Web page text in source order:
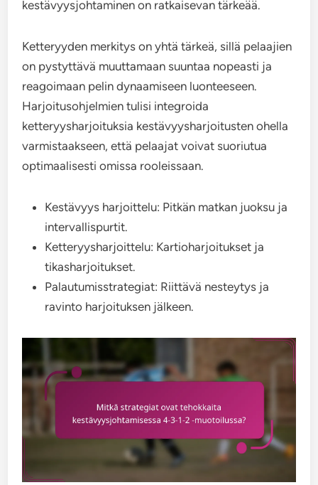
kestävyysjohtaminen on ratkaisevan tärkeää.
Ketteryyden merkitys on yhtä tärkeä, sillä pelaajien
on pystyttävä muuttamaan suuntaa nopeasti ja
reagoimaan pelin dynaamiseen luonteeseen.
Harjoitusohjelmien tulisi integroida
ketteryysharjoituksia kestävyysharjoitusten ohella
varmistaakseen, että pelaajat voivat suoriutua
optimaalisesti omissa rooleissaan.
Kestävyys harjoittelu: Pitkän matkan juoksu ja
intervallispurtit.
Ketteryysharjoittelu: Kartioharjoitukset ja
tikasharjoitukset.
Palautumisstrategiat: Riittävä nesteytys ja
ravinto harjoituksen jälkeen.